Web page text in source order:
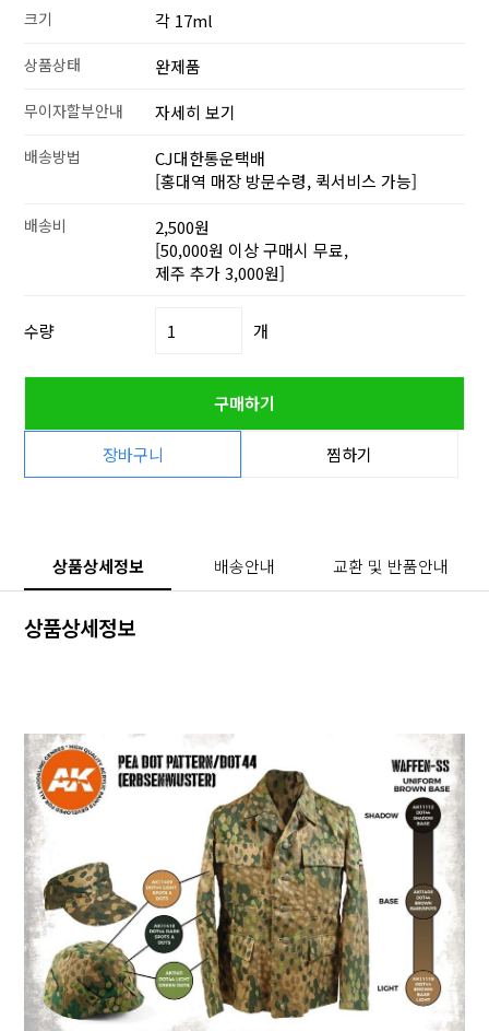
크기 각 17ml
상품상태 완제품
무이자할부안내 자세히 보기
배송방법
CJ대한통운택배
[홍대역 매장 방문수령, 퀵서비스 가능]
배송비
2,500원
[50,000원 이상 구매시 무료,
제주 추가 3,000원]
수량 개
구매하기
장바구니 찜하기
상품상세정보 배송안내 교환 및 반품안내
상품상세정보